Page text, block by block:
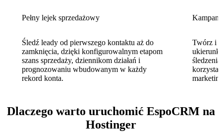
Pełny lejek sprzedażowy
Śledź leady od pierwszego kontaktu aż do
zamknięcia, dzięki konfigurowalnym etapom
szans sprzedaży, dziennikom działań i
prognozowaniu wbudowanym w każdy
rekord konta.
Twórz i
Dlaczego warto uruchomić EspoCRM na
Hostinger